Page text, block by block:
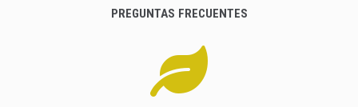
PREGUNTAS FRECUENTES